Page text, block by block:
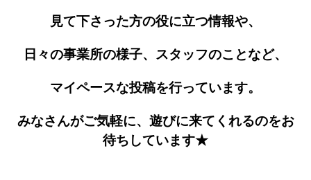
見て下さった方の役に立つ情報や、
日々の事業所の様子、 スタッフのことなど、
マイペースな投稿を行っています。
みなさんがご気軽に、遊びに来てくれるのをお
待ちしています★